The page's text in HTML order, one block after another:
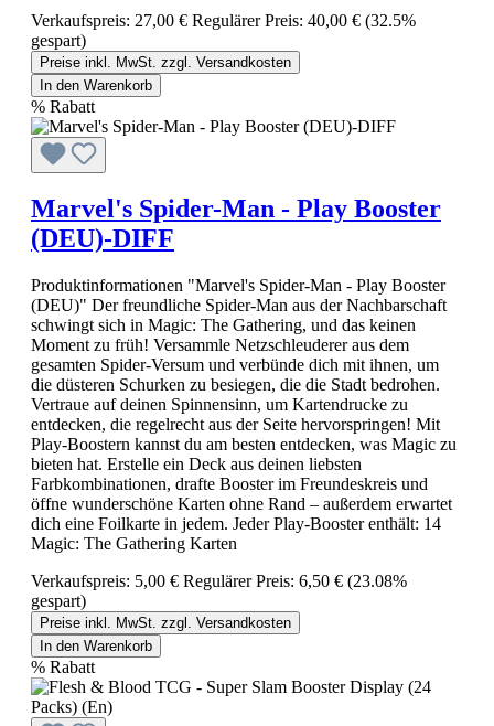
Verkaufspreis: 27,00 € Regulärer Preis: 40,00 € (32.5%
gespart)
Preise inkl. MwSt. zzgl. Versandkosten
In den Warenkorb
% Rabatt
Marvel's Spider-Man - Play Booster
(DEU)-DIFF
Produktinformationen "Marvel's Spider-Man - Play Booster
(DEU)" Der freundliche Spider-Man aus der Nachbarschaft
schwingt sich in Magic: The Gathering, und das keinen
Moment zu früh! Versammle Netzschleuderer aus dem
gesamten Spider-Versum und verbünde dich mit ihnen, um
die düsteren Schurken zu besiegen, die die Stadt bedrohen.
Vertraue auf deinen Spinnensinn, um Kartendrucke zu
entdecken, die regelrecht aus der Seite hervorspringen! Mit
Play-Boostern kannst du am besten entdecken, was Magic zu
bieten hat. Erstelle ein Deck aus deinen liebsten
Farbkombinationen, drafte Booster im Freundeskreis und
öffne wunderschöne Karten ohne Rand – außerdem erwartet
dich eine Foilkarte in jedem. Jeder Play-Booster enthält: 14
Magic: The Gathering Karten
Verkaufspreis: 5,00 € Regulärer Preis: 6,50 € (23.08%
gespart)
Preise inkl. MwSt. zzgl. Versandkosten
In den Warenkorb
% Rabatt